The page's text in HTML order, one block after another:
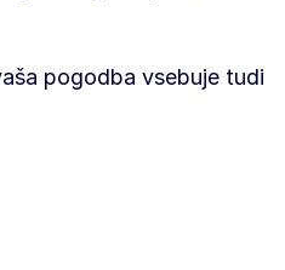
pogodba vsebuje tudi